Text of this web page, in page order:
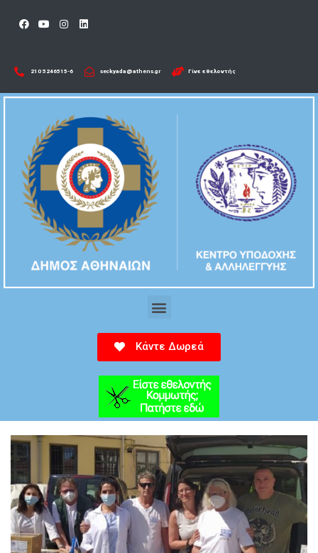
210 5246515-6​ seckyada@athens.gr Γίνε εθελοντής
Κάντε Δωρεά